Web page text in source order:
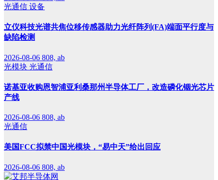
光通信 设备
立仪科技光谱共焦位移传感器助力光纤阵列(FA)端面平行度与
缺陷检测
2026-08-06 808, ab
光模块 光通信
诺基亚收购恩智浦亚利桑那州半导体工厂，改造磷化铟光芯片
产线
2026-08-06 808, ab
光通信
美国FCC拟禁中国光模块，“易中天”给出回应
2026-08-06 808, ab